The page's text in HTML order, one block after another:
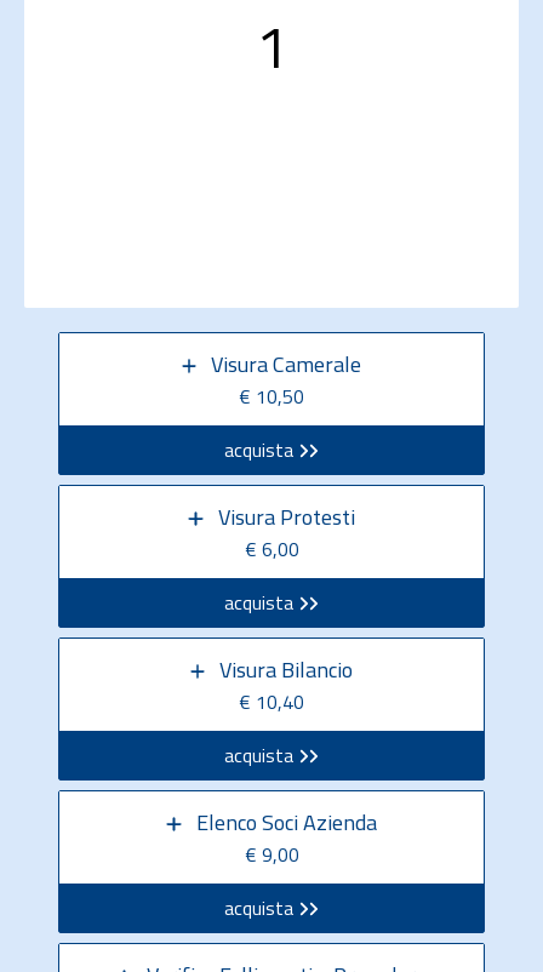
1
Visura Camerale
€ 10,50
acquista
Visura Protesti
€ 6,00
acquista
Visura Bilancio
€ 10,40
acquista
Elenco Soci Azienda
€ 9,00
acquista